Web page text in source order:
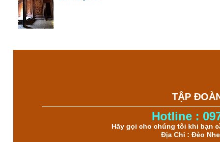
TẬP
Hotline :
Hãy gọi cho chúng tôi khi bạn
Địa Chỉ : Đèo